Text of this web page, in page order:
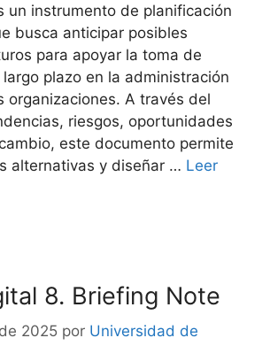
un instrumento de planificación
busca anticipar posibles
para apoyar la toma de
plazo en la administración
organizaciones. A través del
riesgos, oportunidades
este documento permite
alternativas y diseñar … Leer
8. Briefing Note
2025 por Universidad de